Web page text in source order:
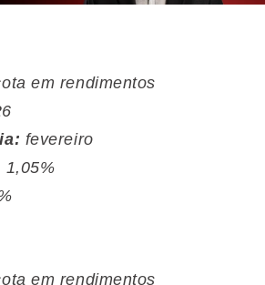
em rendimentos
fevereiro
1,05%
em rendimentos